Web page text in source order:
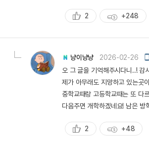
추
천
2
획
득
+248
냥이냥냥 2026-02-26
오 그 글을 기억해주시다니..! 감
제가 아무래도 지망하고 있는곳
중학교때랑 고등학교때는 또 다
다음주면 개학하겠네요! 남은
추
2
획
+48